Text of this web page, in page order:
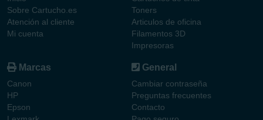
Sobre Cartucho.es
Atención al cliente
Mi cuenta
Toners
Articulos de oficina
Filamentos 3D
Impresoras
Marcas
Canon
HP
Epson
General
Cambiar contraseña
Preguntas frecuentes
Contacto